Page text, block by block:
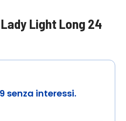
Light Long 24